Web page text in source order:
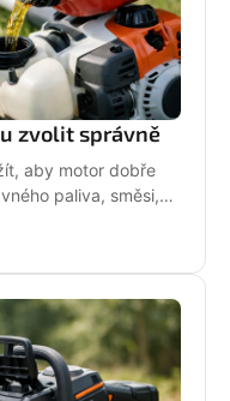
zvolit správně
aby motor dobře
paliva, směsi,